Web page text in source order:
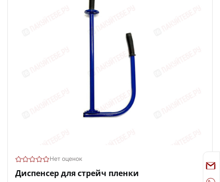
Нет оценок
Диспенсер для стрейч пленки